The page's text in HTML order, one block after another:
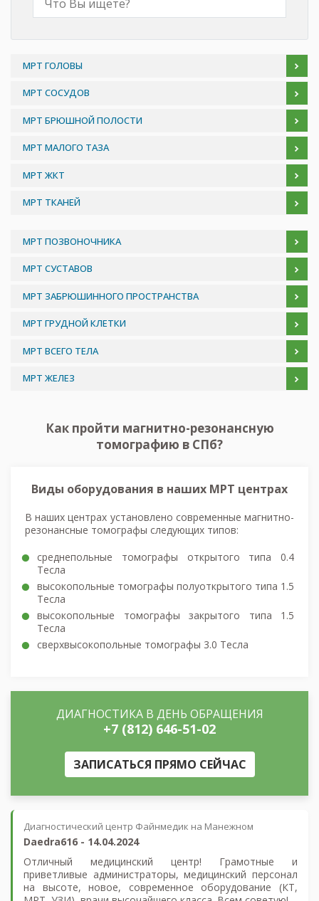
МРТ ГОЛОВЫ
МРТ СОСУДОВ
МРТ БРЮШНОЙ ПОЛОСТИ
МРТ МАЛОГО ТАЗА
МРТ ЖКТ
МРТ ТКАНЕЙ
МРТ ПОЗВОНОЧНИКА
МРТ СУСТАВОВ
МРТ ЗАБРЮШИННОГО ПРОСТРАНСТВА
МРТ ГРУДНОЙ КЛЕТКИ
МРТ ВСЕГО ТЕЛА
МРТ ЖЕЛЕЗ
Как пройти магнитно-резонансную
томографию в СПб?
Виды оборудования в наших МРТ центрах
В наших центрах установлено современные магнитно-
резонансные томографы следующих типов:
среднепольные томографы открытого типа 0.4
Тесла
высокопольные томографы полуоткрытого типа 1.5
Тесла
высокопольные томографы закрытого типа 1.5
Тесла
сверхвысокопольные томографы 3.0 Тесла
ДИАГНОСТИКА В ДЕНЬ ОБРАЩЕНИЯ
+7 (812) 646-51-02
ЗАПИСАТЬСЯ ПРЯМО СЕЙЧАС
Диагностический центр Файнмедик на Манежном
Daedra616 - 14.04.2024
Отличный медицинский центр! Грамотные и
приветливые администраторы, медицинский персонал
на высоте, новое, современное оборудование (КТ,